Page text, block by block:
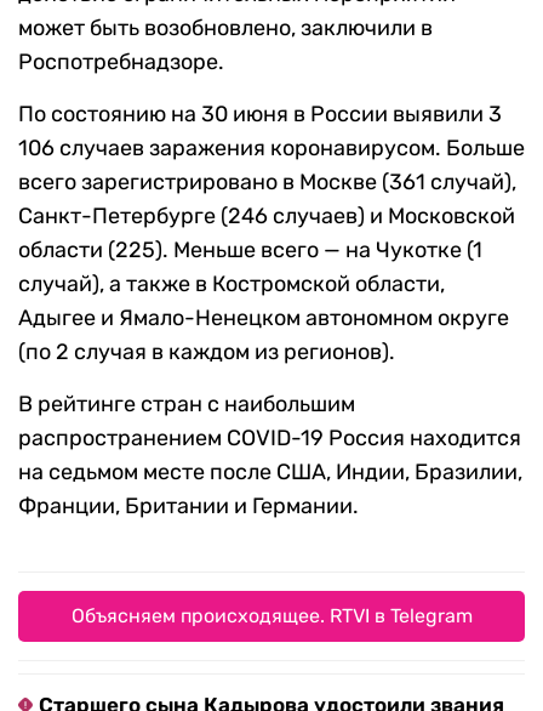
может быть возобновлено, заключили в
Роспотребнадзоре.
По состоянию на 30 июня в России выявили 3
106 случаев заражения коронавирусом. Больше
всего зарегистрировано в Москве (361 случай),
Санкт-Петербурге (246 случаев) и Московской
области (225). Меньше всего — на Чукотке (1
случай), а также в Костромской области,
Адыгее и Ямало-Ненецком автономном округе
(по 2 случая в каждом из регионов).
В рейтинге стран с наибольшим
распространением COVID-19 Россия находится
на седьмом месте после США, Индии, Бразилии,
Франции, Британии и Германии.
Объясняем происходящее. RTVI в Telegram
Старшего сына Кадырова удостоили звания